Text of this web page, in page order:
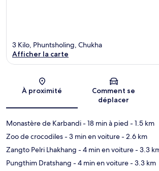
Carte
3 Kilo, Phuntsholing, Chukha
Afficher la carte
À proximité
Comment se
déplacer
Monastère de Karbandi- 18 min à pied - 1.5 km
Zoo de crocodiles- 3 min en voiture- 2.6 km
Zangto Pelri Lhakhang - 4 min en voiture- 3.3
Pungthim Dratshang - 4 min en voiture- 3.3 km